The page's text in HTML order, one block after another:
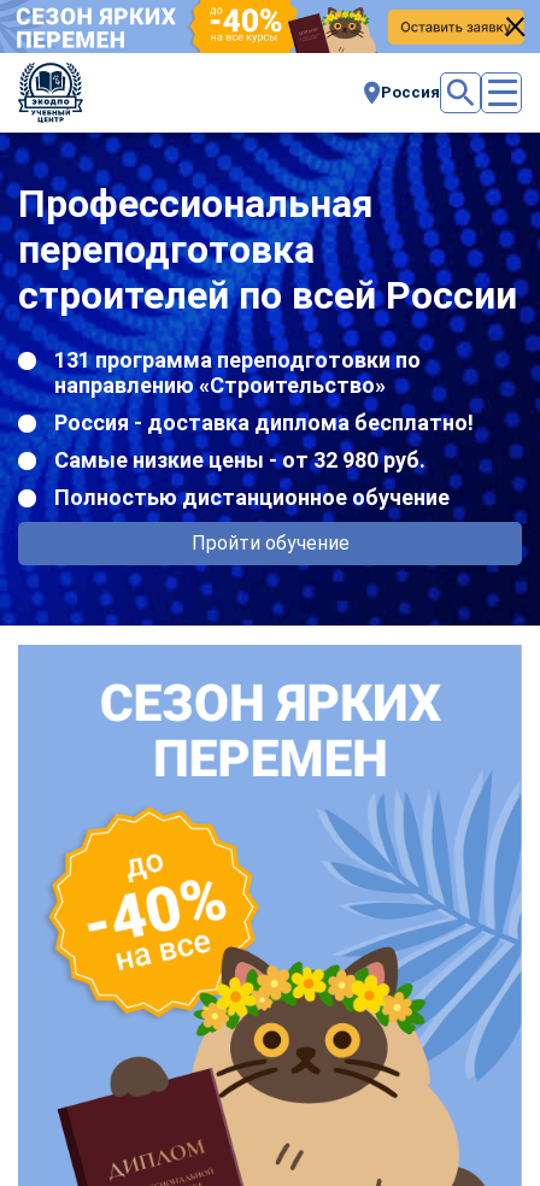
Россия
Профессиональная
переподготовка
строителей по всей России
131 программа переподготовки по
направлению «Строительство»
Россия - доставка диплома бесплатно!
Самые низкие цены - от 32 980 руб.
Полностью дистанционное обучение
Пройти обучение